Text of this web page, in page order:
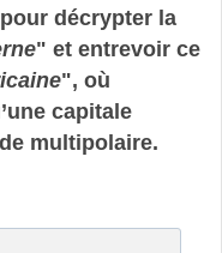
décrypter la
" et entrevoir ce
", où
capitale
multipolaire.